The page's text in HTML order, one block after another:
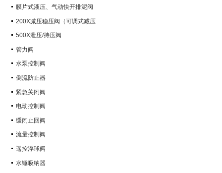
膜片式液压、气动快开排泥阀
200X减压稳压阀（可调式减压
阀）
500X泄压/持压阀
管力阀
水泵控制阀
倒流防止器
紧急关闭阀
电动控制阀
缓闭止回阀
流量控制阀
遥控浮球阀
水锤吸纳器